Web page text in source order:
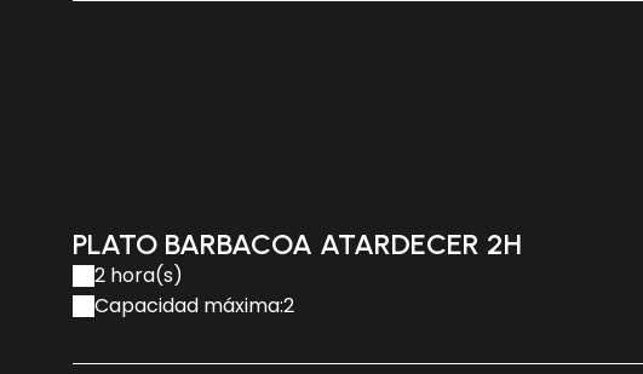
PLATO BARBACOA ATARDECER 2H
2 hora(s)
Capacidad máxima:2